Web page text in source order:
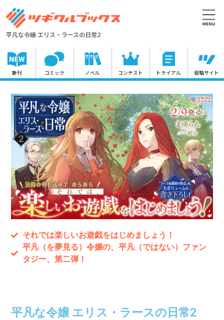
平凡な令嬢 エリス・ラースの日常2
新刊 コミック ノベル コンテスト トライアル 投稿サイト
それでは楽しいお遊戯をはじめましょう！
平凡（を夢見る）令嬢の、平凡（ではない）ファン
タジー、第二弾！
平凡な令嬢 エリス・ラースの日常2